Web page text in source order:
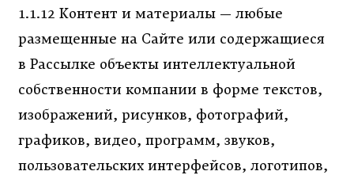
1.1.12 Контент и материалы — любые
размещенные на Сайте или содержащиеся
в Рассылке объекты интеллектуальной
собственности компании в форме текстов,
изображений, рисунков, фотографий,
графиков, видео, программ, звуков,
пользовательских интерфейсов, логотипов,